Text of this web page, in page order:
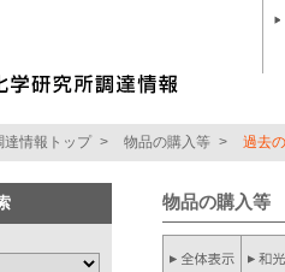
達情報トップ > 物品の購入等 > 過去
物品の購入等